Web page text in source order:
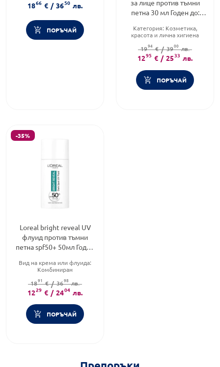
Пигментация
1866 € / 3650 лв.
ПОРЪЧАЙ
за лице против тъмни
петна 30 мл Годен до:
Категория: Козметика,
красота и лична хигиена
REVEAL
Форма на продукта:серум
1994€ / 3900 лв.
1295 € / 2533 лв.
ПОРЪЧАЙ
-35%
Loreal bright reveal UV
флуид против тъмни
петна spf50+ 50мл Годен
Вид на крема или флуида:
Комбиниран
Функционалност:
Пигментация
1891 € / 3698 лв.
1229 € / 2404 лв.
ПОРЪЧАЙ